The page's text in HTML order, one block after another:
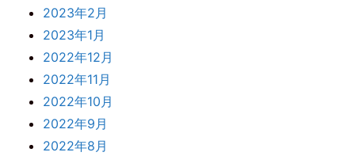
2023年2月
2023年1月
2022年12月
2022年11月
2022年10月
2022年9月
2022年8月